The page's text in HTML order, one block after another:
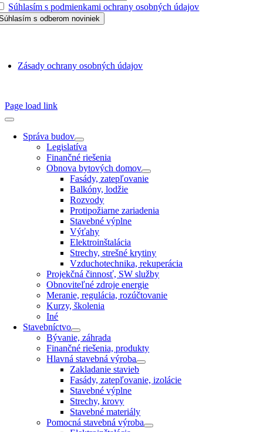
Súhlasím s podmienkami ochrany osobných údajov
Zásady ochrany osobných údajov
Page load link
Správa budov
Legislatíva
Finančné riešenia
Obnova bytových domov
Fasády, zatepľovanie
Balkóny, lodžie
Rozvody
Protipožiarne zariadenia
Stavebné výplne
Výťahy
Elektroinštalácia
Strechy, strešné krytiny
Vzduchotechnika, rekuperácia
Projekčná činnosť, SW služby
Obnoviteľné zdroje energie
Meranie, regulácia, rozúčtovanie
Kurzy, školenia
Iné
Stavebníctvo
Bývanie, záhrada
Finančné riešenia, produkty
Hlavná stavebná výroba
Zakladanie stavieb
Fasády, zatepľovanie, izolácie
Stavebné výplne
Strechy, krovy
Stavebné materiály
Pomocná stavebná výroba